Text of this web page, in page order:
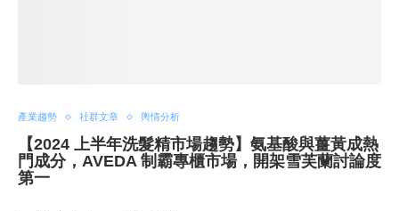
產業趨勢 社群文章 輿情分析
【2024 上半年洗髮精市場趨勢】氨基酸與薑黃成熱
門成分，AVEDA 制霸專櫃市場，開架雪芙蘭討論度
第一